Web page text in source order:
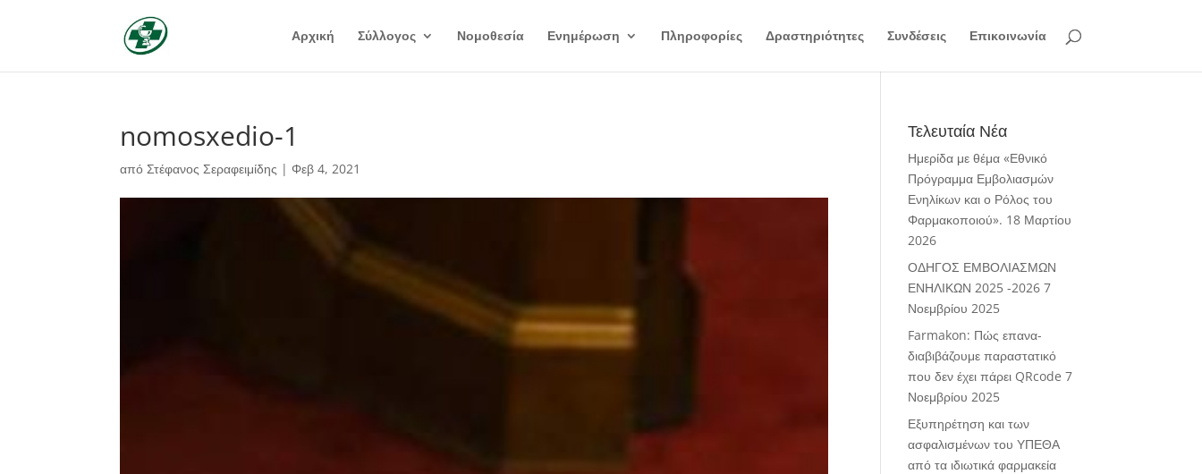
Αρχική Σύλλογος Νομοθεσία Ενημέρωση Πληροφορίες Δραστηριότητες Συνδέσεις Επικοινωνία
nomosxedio-1
απόΣτέφανος Σεραφειμίδης |Φεβ 4, 2021
Τελευταία Νέα
Ημερίδα με θέμα «Εθνικό
Πρόγραμμα Εμβολιασμών
Ενηλίκων και ο Ρόλος του
Φαρμακοποιού». 18 Μαρτίου
2026
ΟΔΗΓΟΣ ΕΜΒΟΛΙΑΣΜΩΝ
ΕΝΗΛΙΚΩΝ 2025 -2026 7
Νοεμβρίου 2025
Farmakon: Πώς επανα-
διαβιβάζουμε παραστατικό
που δεν έχει πάρει QRcode 7
Νοεμβρίου 2025
Εξυπηρέτηση και των
ασφαλισμένων του ΥΠΕΘΑ
από τα ιδιωτικά φαρμακεία